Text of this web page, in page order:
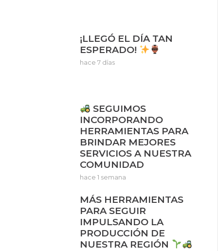
¡LLEGÓ EL DÍA TAN
ESPERADO!
hace 7 días
SEGUIMOS
INCORPORANDO
HERRAMIENTAS PARA
BRINDAR MEJORES
SERVICIOS A NUESTRA
COMUNIDAD
hace 1 semana
MÁS HERRAMIENTAS
PARA SEGUIR
IMPULSANDO LA
PRODUCCIÓN DE
NUESTRA REGIÓN